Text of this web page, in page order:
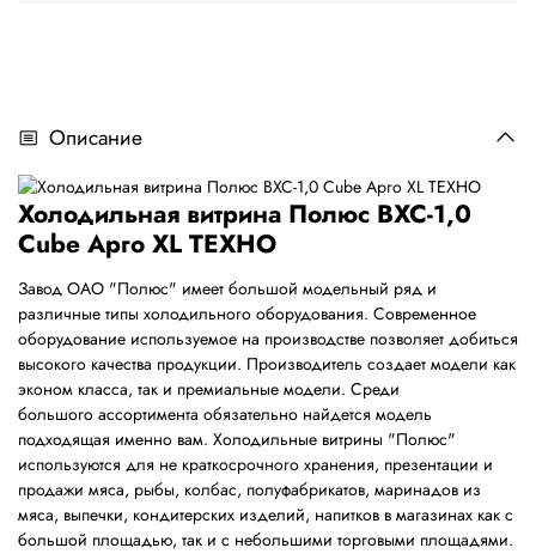
Описание
Холодильная витрина Полюс ВХС-1,0
Cube Арго XL ТЕХНО
Завод ОАО "Полюс" имеет большой модельный ряд и
различные типы холодильного оборудования. Современное
оборудование используемое на производстве позволяет добиться
высокого качества продукции. Производитель создает модели как
эконом класса, так и премиальные модели. Среди
большого ассортимента обязательно найдется модель
подходящая именно вам. Холодильные витрины "Полюс"
используются для не краткосрочного хранения, презентации и
продажи мяса, рыбы, колбас, полуфабрикатов, маринадов из
мяса, выпечки, кондитерских изделий, напитков в магазинах как с
большой площадью, так и с небольшими торговыми площадями.